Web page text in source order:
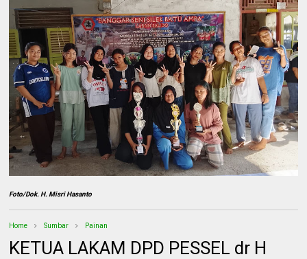
Foto/Dok. H. Misri Hasanto
Home Sumbar Painan
KETUA LAKAM DPD PESSEL dr H